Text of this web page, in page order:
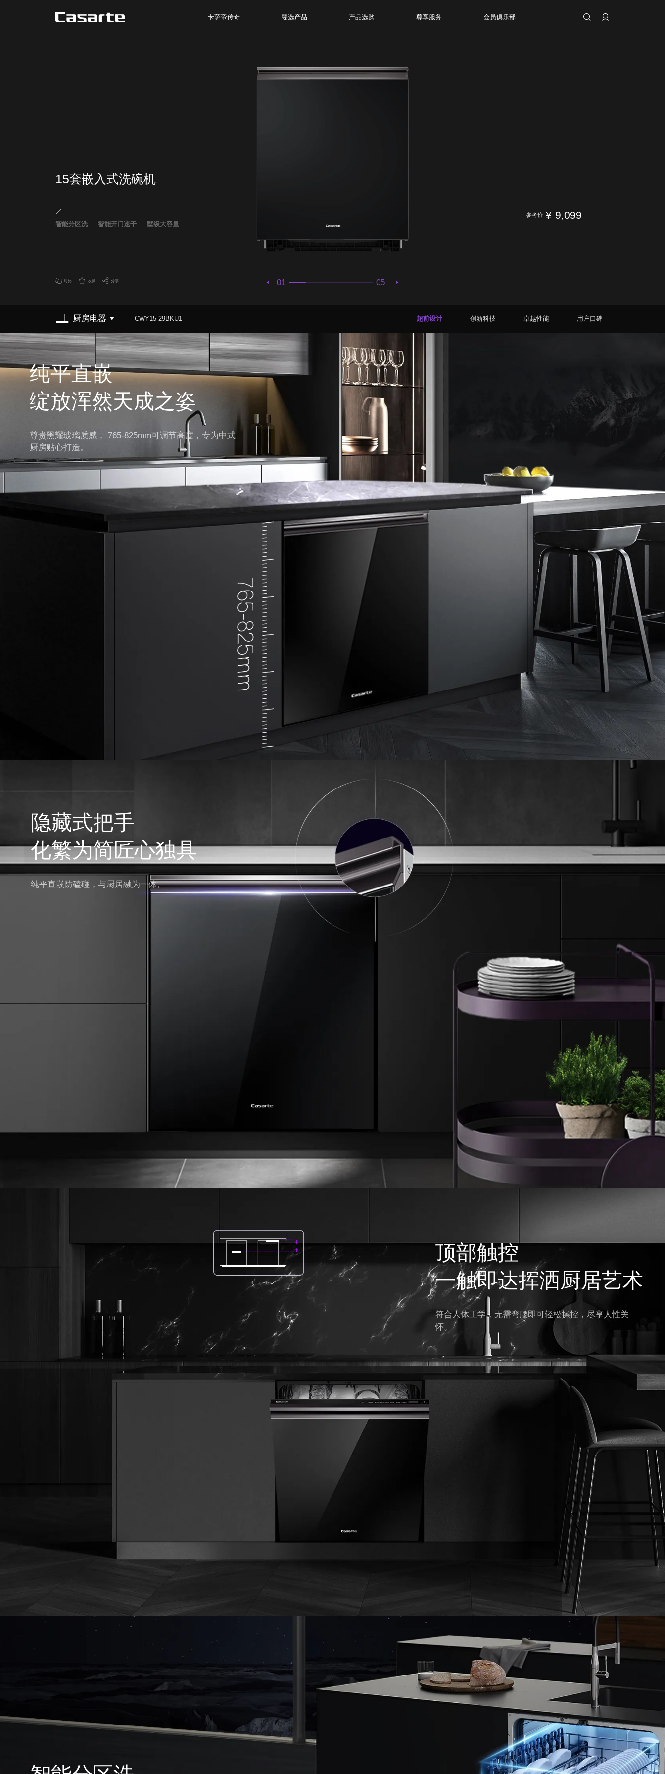
卡萨帝传奇 臻选产品 产品选购 尊享服务 会员俱乐部
01 05
15套嵌入式洗碗机
智能分区洗 智能开门速干 墅级大容量
对比 收藏 分享
参考价 ¥ 9,099
厨房电器 CWY15-29BKU1 超前设计 创新科技 卓越性能 用户口碑
纯平直嵌
绽放浑然天成之姿
尊贵黑耀玻璃质感， 765-825mm可调节高度，专为中式
厨房贴心打造。
隐藏式把手
化繁为简匠心独具
纯平直嵌防磕碰，与厨居融为一体。
顶部触控
一触即达挥洒厨居艺术
符合人体工学，无需弯腰即可轻松操控，尽享人性关
怀。